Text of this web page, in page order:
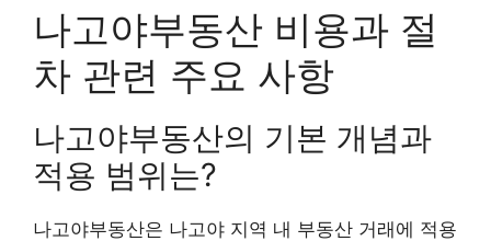
나고야부동산 비용과 절
차 관련 주요 사항
나고야부동산의 기본 개념과
적용 범위는?
나고야부동산은 나고야 지역 내 부동산 거래에 적용